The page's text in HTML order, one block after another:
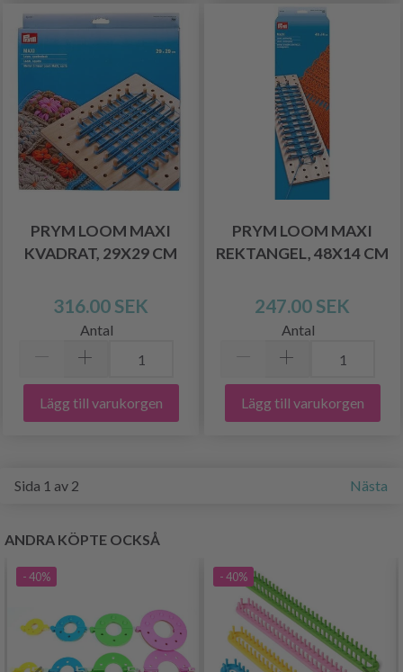
PRYM LOOM MAXI
KVADRAT, 29X29 CM
316.00 SEK
Antal
Lägg till varukorgen
PRYM LOOM MAXI
REKTANGEL, 48X14 CM
247.00 SEK
Antal
Lägg till varukorgen
Sida 1 av 2 Nästa
ANDRA KÖPTE OCKSÅ
- 40% - 40%